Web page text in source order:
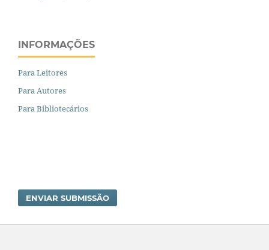
INFORMAÇÕES
Para Leitores
Para Autores
Para Bibliotecários
ENVIAR SUBMISSÃO